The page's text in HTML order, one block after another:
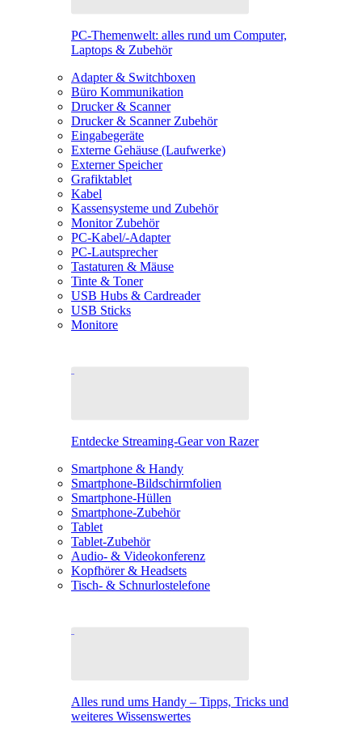
PC-Themenwelt: alles rund um Computer,
Laptops & Zubehör
Adapter & Switchboxen
Büro Kommunikation
Drucker & Scanner
Drucker & Scanner Zubehör
Eingabegeräte
Externe Gehäuse (Laufwerke)
Externer Speicher
Grafiktablet
Kabel
Kassensysteme und Zubehör
Monitor Zubehör
PC-Kabel/-Adapter
PC-Lautsprecher
Tastaturen & Mäuse
Tinte & Toner
USB Hubs & Cardreader
USB Sticks
Monitore
Entdecke Streaming-Gear von Razer
Smartphone & Handy
Smartphone-Bildschirmfolien
Smartphone-Hüllen
Smartphone-Zubehör
Tablet
Tablet-Zubehör
Audio- & Videokonferenz
Kopfhörer & Headsets
Tisch- & Schnurlostelefone
Alles rund ums Handy – Tipps, Tricks und
weiteres Wissenswertes